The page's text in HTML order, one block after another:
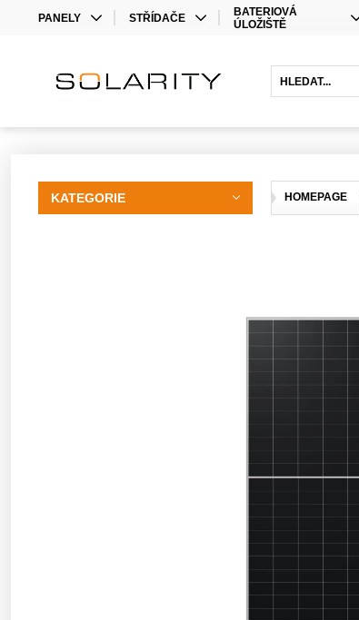
PANELY
BIFACIAL
STŘÍDAČE
OPTIMIZÉRY
BATERIOVÁ
ÚLOŽIŠTĚ
OLOVĚNÉ BATERIE
HOMEPAGE
KATEGORIE